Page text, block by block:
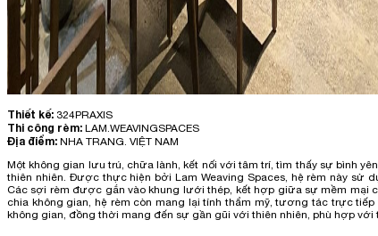
Thiết kế: 324PRAXIS
Thi công rèm: LAM.WEAVINGSPACES
Địa điểm: NHA TRANG. VIỆT NAM
Một không gian lưu trú, chữa lành, kết nối với tâm trí, tìm thấy sự bình
thiên nhiên. Được thực hiện bởi Lam Weaving Spaces, hệ rèm này sử
Các sợi rèm được gắn vào khung lưới thép, kết hợp giữa sự mềm mại
chia không gian, hệ rèm còn mang lại tính thẩm mỹ, tương tác trực
không gian, đồng thời mang đến sự gần gũi với thiên nhiên, phù hợp với